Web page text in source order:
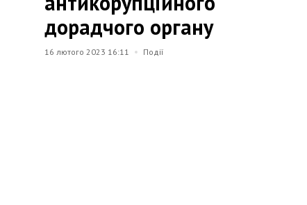
дорадчого органу
16 лютого 2023 16:11 Події